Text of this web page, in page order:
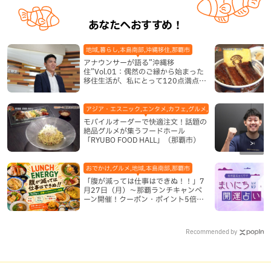
あなたへおすすめ！
アナウンサーが語る”沖縄移
住”Vol.01：偶然のご縁から始まった
移住生活が、私にとって120点満点に
地域,暮らし,本島南部,沖縄移住,那覇市
モバイルオーダーで快適注文！話題の
絶品グルメが集うフードホール
「RYUBO FOOD HALL」（那覇市）
アジア・エスニック,エンタメ,カフェ,グルメ,テレビ,中華,地域,本島
「腹が減っては仕事はできぬ！！」7
月27日（月）〜那覇ランチキャンペ
ーン開催！クーポン・ポイント5倍・
おでかけ,グルメ,地域,本島南部,那覇市
Recommended by